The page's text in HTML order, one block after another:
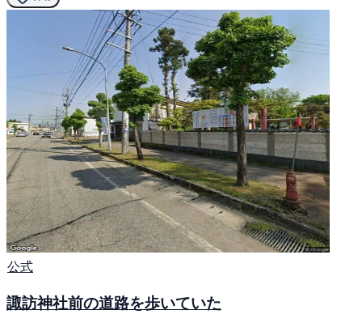
公式
諏訪神社前の道路を歩いていた